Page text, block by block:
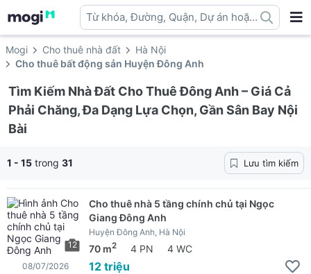
Từ khóa, Đường, Quận, Dự án hoặc
địa danh ...
Mogi Cho thuê nhà đất
Hà Nội
Cho thuê bất động sản Huyện Đông Anh
Tìm Kiếm Nhà Đất Cho Thuê Đông Anh – Giá Cả
Phải Chăng, Đa Dạng Lựa Chọn, Gần Sân Bay Nội
Bài
1 - 15 trong 31 Lưu tìm kiếm
12
Cho thuê nhà 5 tầng chính chủ tại Ngọc
Giang Đông Anh
Huyện Đông Anh, Hà Nội
70 m2 4 PN 4 WC
12 triệu
08/07/2026